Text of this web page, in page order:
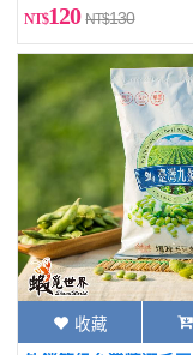
120 130
收藏